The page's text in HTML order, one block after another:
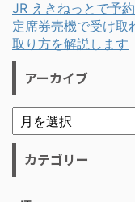
JR えきねっとで予
定席券売機で受け取
取り方を解説します
アーカイブ
カテゴリー